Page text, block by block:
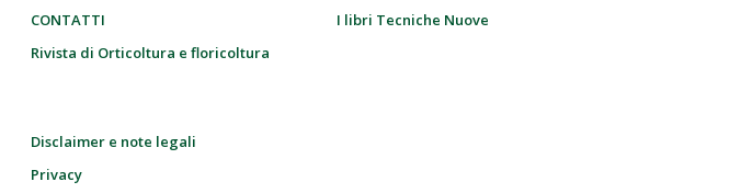
CONTATTI
Rivista di Orticoltura e floricoltura
Disclaimer e note legali
Privacy
I libri Tecniche Nuove